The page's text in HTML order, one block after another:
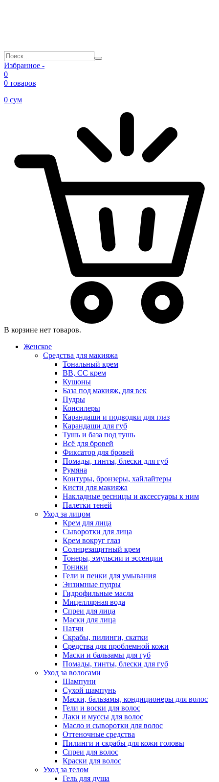
Избранное -
0
0 товаров
0 сум
В корзине нет товаров.
Женское
Средства для макияжа
Тональный крем
BB, CC крем
Кушоны
База под макияж, для век
Пудры
Консилеры
Карандаши и подводки для глаз
Карандаши для губ
Тушь и база под тушь
Всё для бровей
Фиксатор для бровей
Помады, тинты, блески для губ
Румяна
Контуры, бронзеры, хайлайтеры
Кисти для макияжа
Накладные ресницы и аксессуары к ним
Палетки теней
Уход за лицом
Крем для лица
Сыворотки для лица
Крем вокруг глаз
Солнцезащитный крем
Тонеры, эмульсии и эссенции
Тоники
Гели и пенки для умывания
Энзимные пудры
Гидрофильные масла
Мицеллярная вода
Спреи для лица
Маски для лица
Патчи
Скрабы, пилинги, скатки
Средства для проблемной кожи
Маски и бальзамы для губ
Помады, тинты, блески для губ
Уход за волосами
Шампуни
Сухой шампунь
Маски, бальзамы, кондиционеры для волос
Гели и воски для волос
Лаки и муссы для волос
Масло и сыворотки для волос
Оттеночные средства
Пилинги и скрабы для кожи головы
Спреи для волос
Краски для волос
Уход за телом
Гель для душа